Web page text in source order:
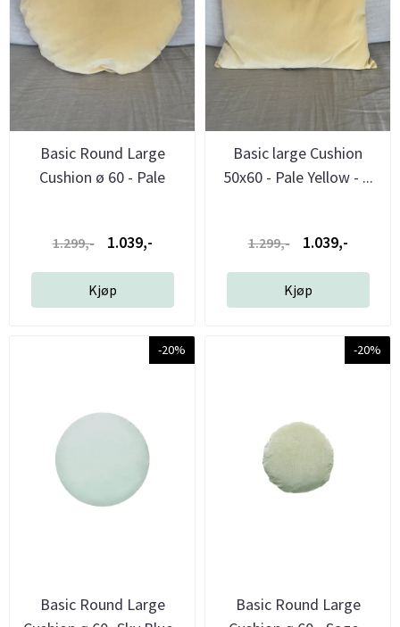
Basic Round Large
Cushion ø 60 - Pale
1.299,- 1.039,-
Kjøp
Basic large Cushion
50x60 - Pale Yellow - ...
1.299,- 1.039,-
Kjøp
-20%
Basic Round Large
-20%
Basic Round Large